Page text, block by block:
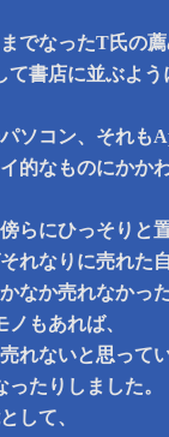
でなったT氏の
て書店に並ぶよ
ソコン、それも
的なものにかか
らにひっそりと
れなりに売れた
なか売れなかっ
もあれば、
れないと思って
たりしました。
して、